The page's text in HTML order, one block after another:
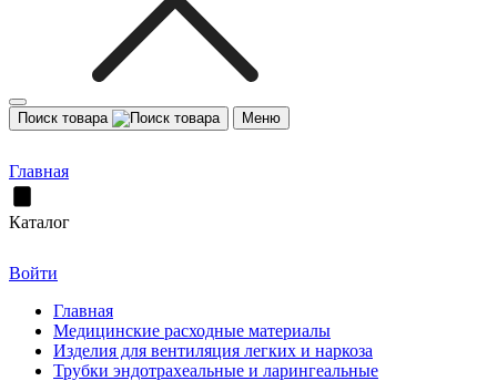
Поиск товара Меню
Главная
Каталог
Войти
Главная
Медицинские расходные материалы
Изделия для вентиляция легких и наркоза
Трубки эндотрахеальные и ларингеальные